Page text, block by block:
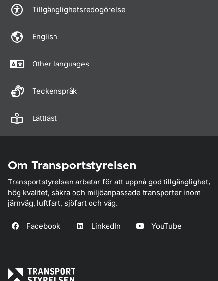
Tillgänglighetsredogörelse
English
Other languages
Teckenspråk
Lättläst
Om Transportstyrelsen
Transportstyrelsen arbetar för att uppnå god tillgänglighet,
hög kvalitet, säkra och miljöanpassade transporter inom
järnväg, luftfart, sjöfart och väg.
Facebook LinkedIn YouTube